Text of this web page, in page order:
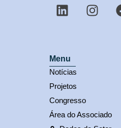
Menu
Notícias
Projetos
Congresso
Área do Associado